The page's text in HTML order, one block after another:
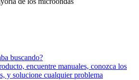
buscando?
encuentre manuales, conozca los
y solucione cualquier problema